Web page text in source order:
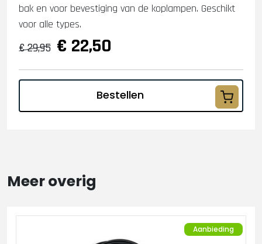
bak en voor bevestiging van de koplampen. Geschikt
voor alle types.
€ 29,95 € 22,50
Bestellen
Meer overig
Aanbieding